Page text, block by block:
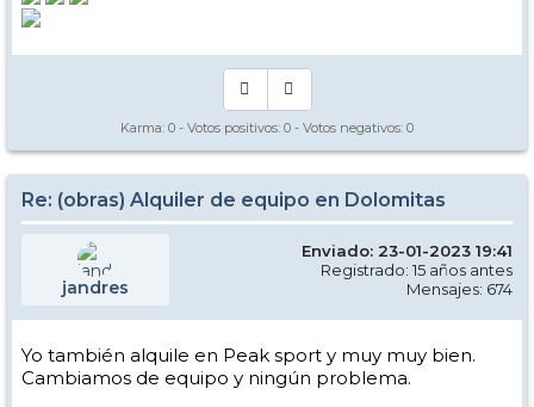
Karma: 0 - Votos positivos: 0 - Votos negativos: 0
Re: (obras) Alquiler de equipo en Dolomitas
jandres
Enviado: 23-01-2023 19:41
Registrado: 15 años antes
Mensajes: 674
Yo también alquile en Peak sport y muy muy bien.
Cambiamos de equipo y ningún problema.